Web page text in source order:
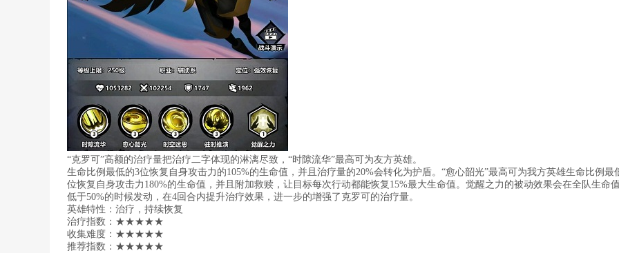
“克罗可”高额的治疗量把治疗二字体现的淋漓尽致，“时隙流华”最高可为友方英雄。
生命比例最低的3位恢复自身攻击力的105%的生命值，并且治疗量的20%会转化为护盾。“愈心韶光”最高可为我方英雄生命比例最
位恢复自身攻击力180%的生命值，并且附加救赎，让目标每次行动都能恢复15%最大生命值。觉醒之力的被动效果会在全队生命
低于50%的时候发动，在4回合内提升治疗效果，进一步的增强了克罗可的治疗量。
英雄特性：治疗，持续恢复
治疗指数：★★★★★
收集难度：★★★★★
推荐指数：★★★★★